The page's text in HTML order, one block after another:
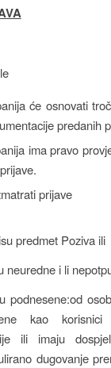
će osnovati
predanih
ima pravo
prijave
predmet Poziva ili
neuredne i li
podnesene:od
kao korisnici
ili imaju
dugovanje